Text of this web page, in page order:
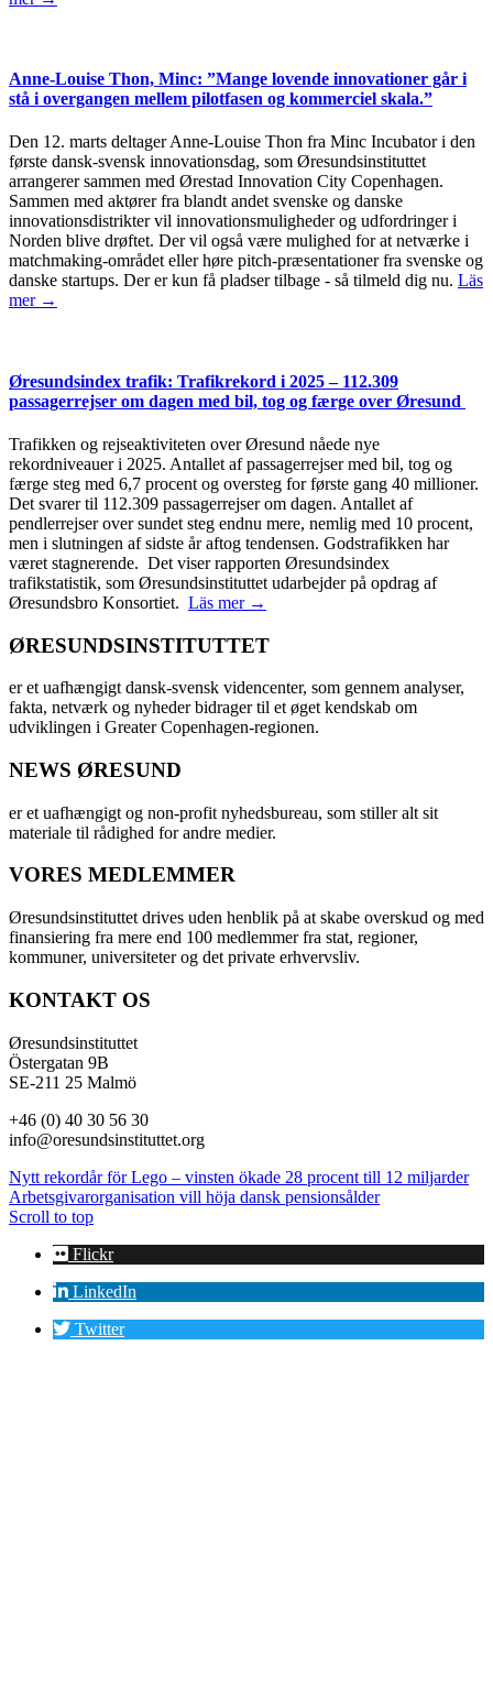
Anne-Louise Thon, Minc: ”Mange lovende innovationer går i
stå i overgangen mellem pilotfasen og kommerciel skala.”
Den 12. marts deltager Anne-Louise Thon fra Minc Incubator i den
første dansk-svensk innovationsdag, som Øresundsinstituttet
arrangerer sammen med Ørestad Innovation City Copenhagen.
Sammen med aktører fra blandt andet svenske og danske
innovationsdistrikter vil innovationsmuligheder og udfordringer i
Norden blive drøftet. Der vil også være mulighed for at netværke i
matchmaking-området eller høre pitch-præsentationer fra svenske og
danske startups. Der er kun få pladser tilbage - så tilmeld dig nu. Läs
mer →
Øresundsindex trafik: Trafikrekord i 2025 – 112.309
passagerrejser om dagen med bil, tog og færge over Øresund
Trafikken og rejseaktiviteten over Øresund nåede nye
rekordniveauer i 2025. Antallet af passagerrejser med bil, tog og
færge steg med 6,7 procent og oversteg for første gang 40 millioner.
Det svarer til 112.309 passagerrejser om dagen. Antallet af
pendlerrejser over sundet steg endnu mere, nemlig med 10 procent,
men i slutningen af sidste år aftog tendensen. Godstrafikken har
været stagnerende. Det viser rapporten Øresundsindex
trafikstatistik, som Øresundsinstituttet udarbejder på opdrag af
Øresundsbro Konsortiet. Läs mer →
ØRESUNDSINSTITUTTET
er et uafhængigt dansk-svensk videncenter, som gennem analyser,
fakta, netværk og nyheder bidrager til et øget kendskab om
udviklingen i Greater Copenhagen-regionen.
NEWS ØRESUND
er et uafhængigt og non-profit nyhedsbureau, som stiller alt sit
materiale til rådighed for andre medier.
VORES MEDLEMMER
Øresundsinstituttet drives uden henblik på at skabe overskud og med
finansiering fra mere end 100 medlemmer fra stat, regioner,
kommuner, universiteter og det private erhvervsliv.
KONTAKT OS
Øresundsinstituttet
Östergatan 9B
SE-211 25 Malmö
+46 (0) 40 30 56 30
info@oresundsinstituttet.org
Nytt rekordår för Lego – vinsten ökade 28 procent till 12 miljarder
Arbetsgivarorganisation vill höja dansk pensionsålder
Scroll to top
Flickr
LinkedIn
Twitter